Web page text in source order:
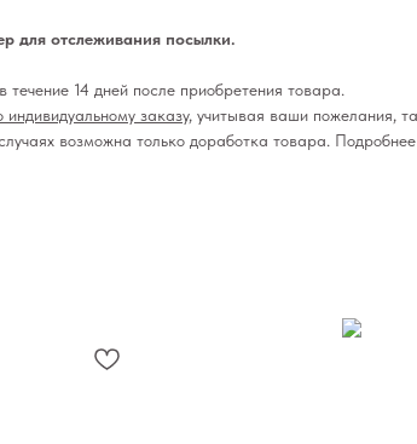
для отслеживания посылки.
14 дней после приобретения товара.
индивидуальному заказу, учитывая ваши пожелания,
возможна только доработка товара.